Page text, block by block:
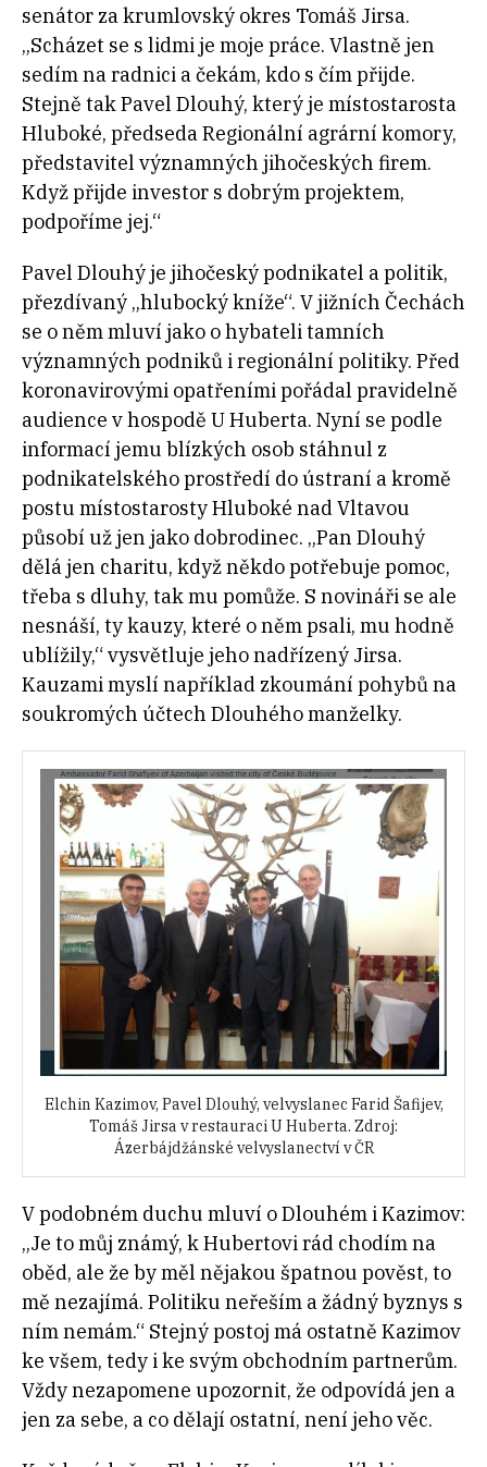
senátor za krumlovský okres Tomáš Jirsa.
„Scházet se s lidmi je moje práce. Vlastně jen
sedím na radnici a čekám, kdo s čím přijde.
Stejně tak Pavel Dlouhý, který je místostarosta
Hluboké, předseda Regionální agrární komory,
představitel významných jihočeských firem.
Když přijde investor s dobrým projektem,
podpoříme jej.“
Pavel Dlouhý je jihočeský podnikatel a politik,
přezdívaný „hlubocký kníže“. V jižních Čechách
se o něm mluví jako o hybateli tamních
významných podniků i regionální politiky. Před
koronavirovými opatřeními pořádal pravidelně
audience v hospodě U Huberta. Nyní se podle
informací jemu blízkých osob stáhnul z
podnikatelského prostředí do ústraní a kromě
postu místostarosty Hluboké nad Vltavou
působí už jen jako dobrodinec. „Pan Dlouhý
dělá jen charitu, když někdo potřebuje pomoc,
třeba s dluhy, tak mu pomůže. S novináři se ale
nesnáší, ty kauzy, které o něm psali, mu hodně
ublížily,“ vysvětluje jeho nadřízený Jirsa.
Kauzami myslí například zkoumání pohybů na
soukromých účtech Dlouhého manželky.
Elchin Kazimov, Pavel Dlouhý, velvyslanec Farid Šafijev,
Tomáš Jirsa v restauraci U Huberta. Zdroj:
Ázerbájdžánské velvyslanectví v ČR
V podobném duchu mluví o Dlouhém i Kazimov:
„Je to můj známý, k Hubertovi rád chodím na
oběd, ale že by měl nějakou špatnou pověst, to
mě nezajímá. Politiku neřeším a žádný byznys s
ním nemám.“ Stejný postoj má ostatně Kazimov
ke všem, tedy i ke svým obchodním partnerům.
Vždy nezapomene upozornit, že odpovídá jen a
jen za sebe, a co dělají ostatní, není jeho věc.